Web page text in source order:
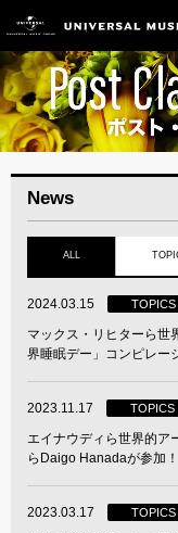
News
ALL
2024.03.15 TOPICS
マックス・リヒターら世
界睡眠デー」コンピレー
2023.11.17 TOPICS
エイナウディら世界的ア
らDaigo Hanadaが参加！
2023.03.17 TOPICS